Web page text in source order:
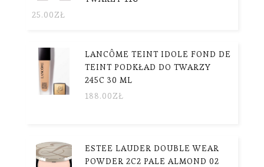
25.00ZŁ
LANCÔME TEINT IDOLE FOND DE
TEINT PODKŁAD DO TWARZY
245C 30 ML
188.00ZŁ
ESTEE LAUDER DOUBLE WEAR
POWDER 2C2 PALE ALMOND 02